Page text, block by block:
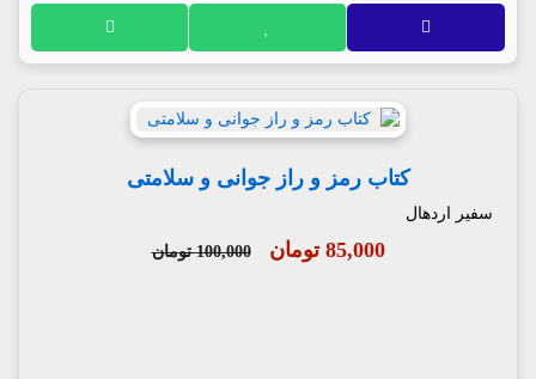
کتاب رمز و راز جوانی و سلامتی
سفیر اردهال
85,000 تومان 100,000 تومان